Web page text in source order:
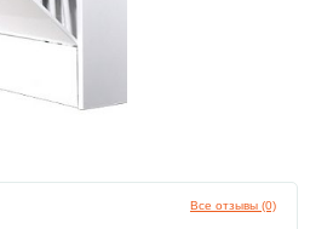
Все отзывы (0)